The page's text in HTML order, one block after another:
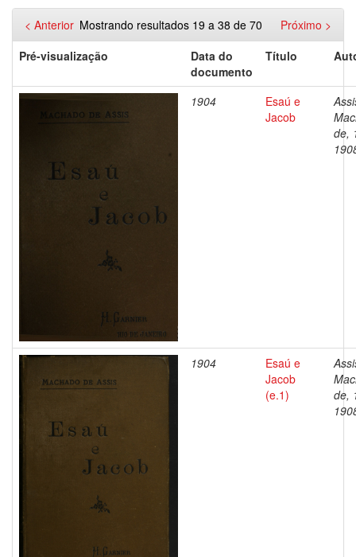
Mostrando resultados 19 a 38 de 70
< Anterior
Próximo >
Pré-visualização
Data do
documento
Título
1904
Esaú e
Jacob
de,
1904
Esaú e
Jacob
(e.1)
de,